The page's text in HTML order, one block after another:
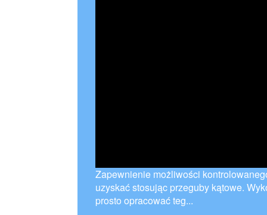
Zapewnienie możliwości
uzyskać stosując przeguby kątowe.
prosto opracować teg...